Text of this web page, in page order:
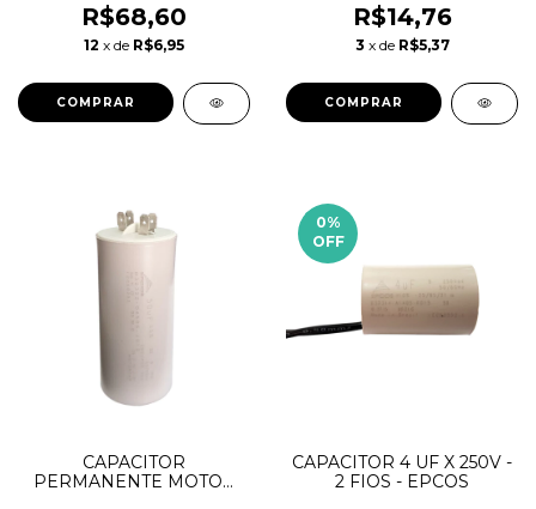
VENTILADOR
R$68,60
12 x de R$6,95
R$14,76
3 x de R$5,37
CAPACITOR
PERMANENTE MOTOR
0%
OFF
CAPACITOR 4 UF X 250V -
2 FIOS - EPCOS